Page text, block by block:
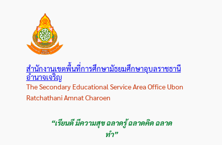
สำนักงานเขตพื้นที่การศึกษามัธยมศึกษาอุบลราชธานี
อำนาจเจริญ
The Secondary Educational Service Area Office Ubon
Ratchathani Amnat Charoen
“เรียนดี มีความสุข ฉลาดรู้ ฉลาดคิด ฉลาด
ทำ”